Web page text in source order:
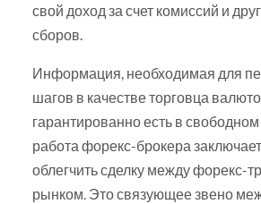
свой доход за счет комиссий и
сборов.
Информация, необходимая для
шагов в качестве торговца
гарантированно есть в
работа форекс-брокера
облегчить сделку между форекс-
рынком. Это связующее звено